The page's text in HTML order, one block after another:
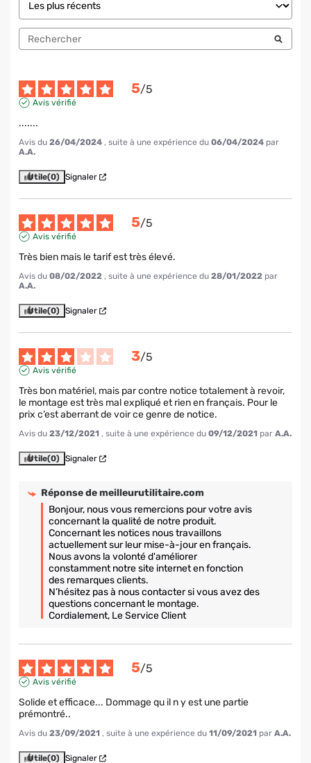
5/5
Avis vérifié
.......
Avis du 26/04/2024 , suite à une expérience du 06/04/2024 par
A.A.
Utile(0) Signaler
5/5
Avis vérifié
Très bien mais le tarif est très élevé.
Avis du 08/02/2022 , suite à une expérience du 28/01/2022 par
A.A.
Utile(0) Signaler
3/5
Avis vérifié
Très bon matériel, mais par contre notice totalement à revoir,
le montage est très mal expliqué et rien en français. Pour le
prix c’est aberrant de voir ce genre de notice.
Avis du 23/12/2021 , suite à une expérience du 09/12/2021 par A.A.
Utile(0) Signaler
Réponse demeilleurutilitaire.com
Bonjour, nous vous remercions pour votre avis
concernant la qualité de notre produit.
Concernant les notices nous travaillons
actuellement sur leur mise-à-jour en français.
Nous avons la volonté d'améliorer
constamment notre site internet en fonction
des remarques clients.
N’hésitez pas à nous contacter si vous avez des
questions concernant le montage.
Cordialement, Le Service Client
5/5
Avis vérifié
Solide et efficace... Dommage qu il n y est une partie
prémontré..
Avis du 23/09/2021 , suite à une expérience du 11/09/2021 par A.A.
Utile(0) Signaler